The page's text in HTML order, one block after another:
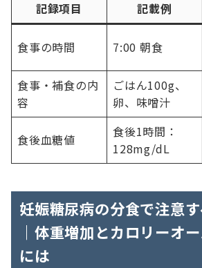
記録項目 記載例
食事の時間 7:00 朝食
食事・補食の内
容
ごはん100g、
卵、味噌汁
食後血糖値
食後1時間：
128mg/dL
妊娠糖尿病の分食で注意
｜体重増加とカロリーオ
には